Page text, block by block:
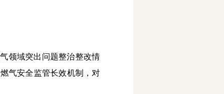
领域突出问题整治整改情
气安全监管长效机制，对